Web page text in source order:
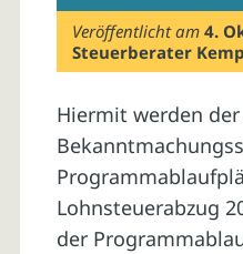
Veröffentlicht am4.
Steuerberater
Hiermit werden
Lohnsteuerabzug
der